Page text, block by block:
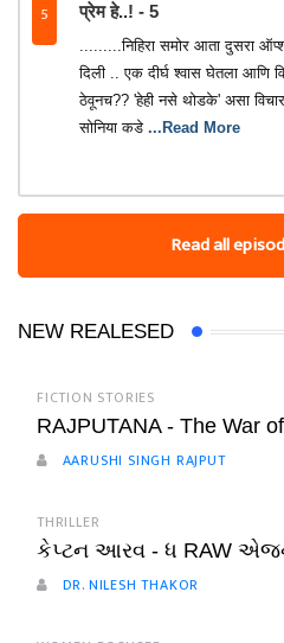
5 प्रेम हे..! - 5
.........निहिरा समोर आता दुसरा
दिली .. एक दीर्घ श्वास घेतला आणि
ठेवूनच?? 'हेही नसे थोडके' असा
सोनिया कडे ...Read More
Read all
NEW REALESED
FICTION STORIES
RAJPUTANA - The War
AARUSHI SINGH RAJPUT
THRILLER
કેપ્ટન આરવ - ધ RAW
DR. NILESH THAKOR